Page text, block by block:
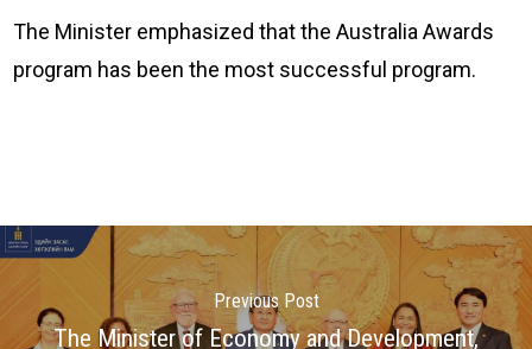
The Minister emphasized that the Australia Awards
program has been the most successful program.
Previous Post
The Minister of Economy and Development,